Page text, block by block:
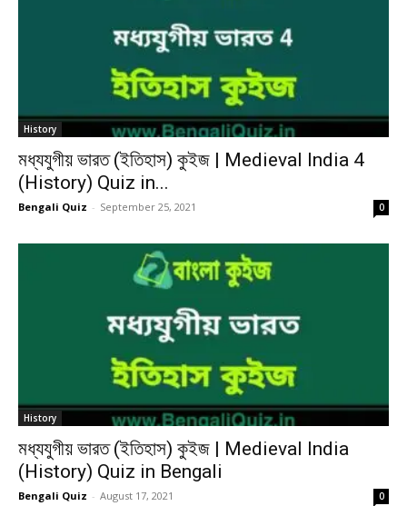
History
মধ্যযুগীয় ভারত (ইতিহাস) কুইজ | Medieval India 4
(History) Quiz in...
Bengali Quiz - September 25, 2021 0
History
মধ্যযুগীয় ভারত (ইতিহাস) কুইজ | Medieval India
(History) Quiz in Bengali
Bengali Quiz - August 17, 2021 0